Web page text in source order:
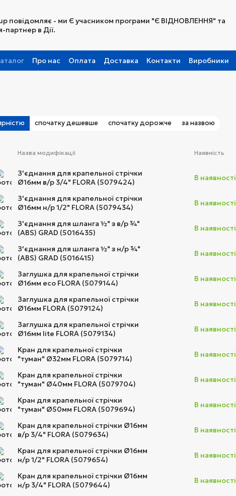
повідомляє - ми Є учасником програми "Є ВІДНОВЛЕННЯ" та
партнер в Дії.
Про нас Оплата Доставка Контакти Виробники
Партнерська програма
спочатку дешевше спочатку дорожче за назвою
Назва модифікації Наявність
З'єднання для крапельної стрічки
Ø16мм в/р 3/4" FLORA (5079424)
В наявності
З'єднання для крапельної стрічки
Ø16мм н/р 1/2" FLORA (5079434)
В наявності
З'єднання для шланга ½" з в/р ¾"
(ABS) GRAD (5016435)
В наявності
З'єднання для шланга ½" з н/р ¾"
(ABS) GRAD (5016415)
В наявності
Заглушка для крапельної стрічки
Ø16мм eco FLORA (5079144)
В наявності
Заглушка для крапельної стрічки
Ø16мм FLORA (5079124)
В наявності
Заглушка для крапельної стрічки
Ø16мм lite FLORA (5079134)
В наявності
Кран для крапельної стрічки
"туман" Ø32мм FLORA (5079714)
В наявності
Кран для крапельної стрічки
"туман" Ø40мм FLORA (5079704)
В наявності
Кран для крапельної стрічки
"туман" Ø50мм FLORA (5079694)
В наявності
Кран для крапельної стрічки Ø16мм
в/р 3/4" FLORA (5079634)
В наявності
Кран для крапельної стрічки Ø16мм
н/р 1/2" FLORA (5079654)
В наявності
Кран для крапельної стрічки Ø16мм
н/р 3/4" FLORA (5079644)
В наявності